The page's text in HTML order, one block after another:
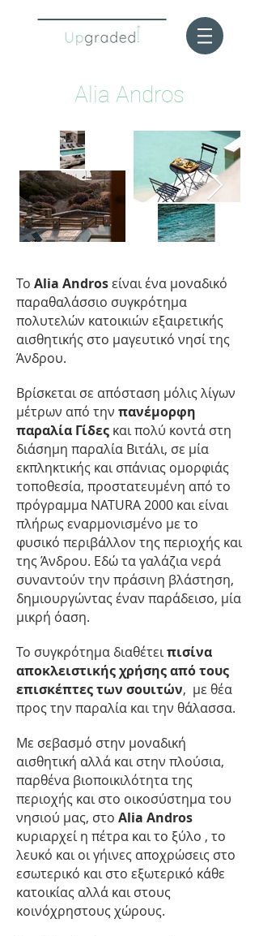
Alia Andros
Το Alia Androsείναι ένα μοναδικό
παραθαλάσσιο συγκρότημα
πολυτελών κατοικιών εξαιρετικής
αισθητικής στο μαγευτικό νησί της
Άνδρου.
Βρίσκεται σε απόσταση μόλις λίγων
μέτρων από την πανέμορφη
παραλία Γίδες και πολύ κοντά στη
διάσημη παραλία Βιτάλι, σε μία
εκπληκτικής και σπάνιας ομορφιάς
τοποθεσία, προστατευμένη από το
πρόγραμμα NATURA 2000 και είναι
πλήρως εναρμονισμένο με το
φυσικό περιβάλλον της περιοχής και
της Άνδρου. Εδώ τα γαλάζια νερά
συναντούν την πράσινη βλάστηση,
δημιουργώντας έναν παράδεισο, μία
μικρή όαση.
Το συγκρότημα διαθέτειπισίνα
αποκλειστικής χρήσης από τους
επισκέπτες των σουιτών, με θέα
προς την παραλία και την θάλασσα.
Με σεβασμό στην μοναδική
αισθητική αλλά και στην πλούσια,
παρθένα βιοποικιλότητα της
περιοχής και στο οικοσύστημα του
νησιού μας, στο Alia Andros
κυριαρχεί η πέτρα και το ξύλο , το
λευκό και οι γήινες αποχρώσεις στο
εσωτερικό και στο εξωτερικό κάθε
κατοικίας αλλά και στους
κοινόχρηστους χώρους.